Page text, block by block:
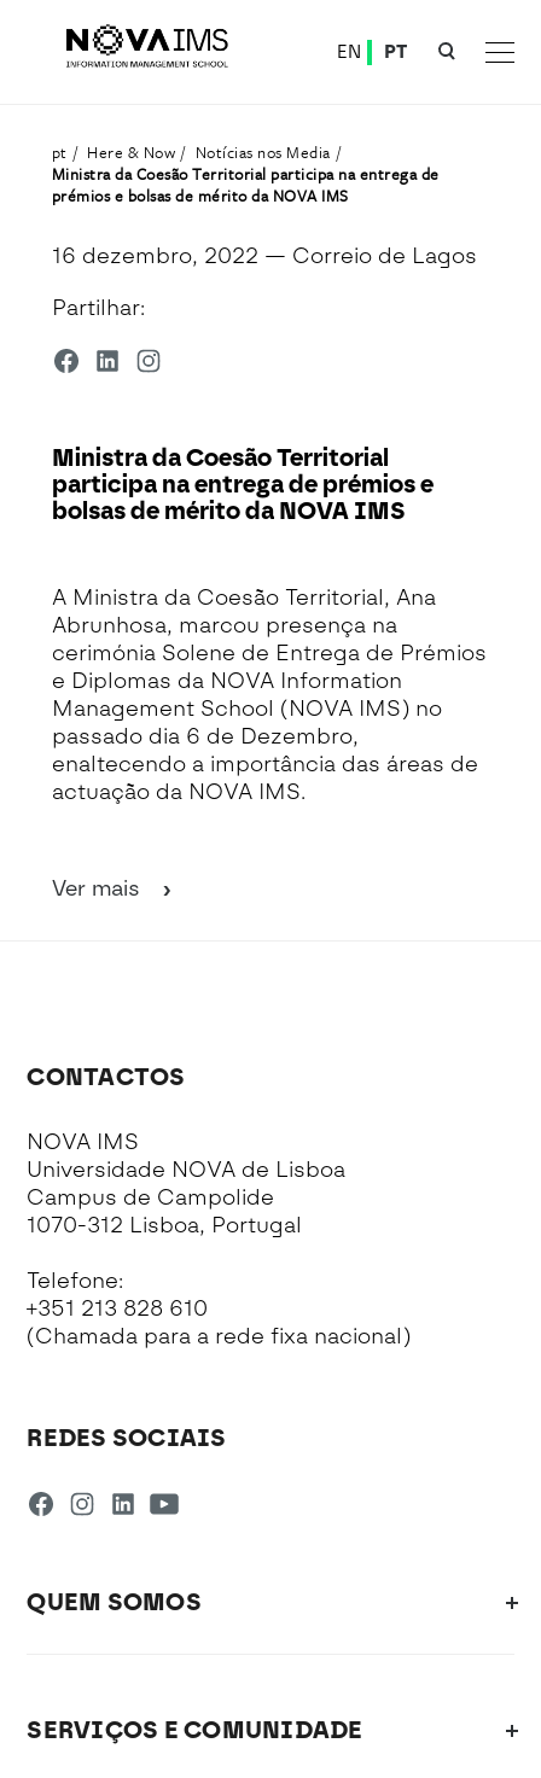
EN PT
pt Here & Now
Notícias nos Media
Ministra da Coesão Territorial participa na entrega de
prémios e bolsas de mérito da NOVA IMS
16 dezembro, 2022 — Correio de Lagos
Partilhar:
Ministra da Coesão Territorial
participa na entrega de prémios e
bolsas de mérito da NOVA IMS
A Ministra da Coesão Territorial, Ana
Abrunhosa, marcou presença na
cerimónia Solene de Entrega de Prémios
e Diplomas da NOVA Information
Management School (NOVA IMS) no
passado dia 6 de Dezembro,
enaltecendo a importância das áreas de
actuação da NOVA IMS.
Ver mais
CONTACTOS
NOVA IMS
Universidade NOVA de Lisboa
Campus de Campolide
1070-312 Lisboa, Portugal
Telefone:
+351 213 828 610
(Chamada para a rede fixa nacional)
REDES SOCIAIS
QUEM SOMOS
SERVIÇOS E COMUNIDADE